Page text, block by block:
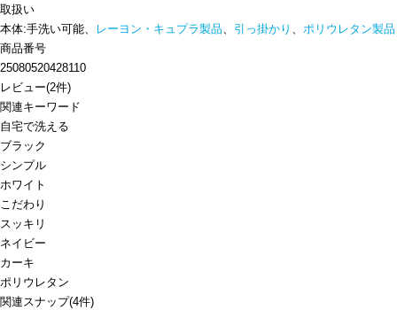
取扱い
本体:手洗い可能、
レーヨン・キュプラ製品、 引っ掛かり 、 ポリウレタン製品
商品番号
25080520428110
レビュー(2件)
関連キーワード
自宅で洗える
ブラック
シンプル
ホワイト
こだわり
スッキリ
ネイビー
カーキ
ポリウレタン
関連スナップ(4件)